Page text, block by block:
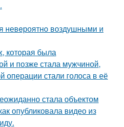
невeроятнo воздушными и
которая была
и позже стала мужчиной,
операции стали голоса в её
стала объектом
опубликовала видео из